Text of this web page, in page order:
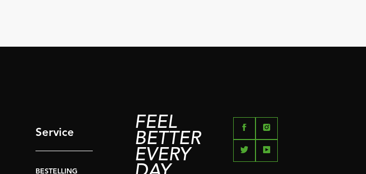
Service
BESTELLING
FEEL
BETTER
EVERY